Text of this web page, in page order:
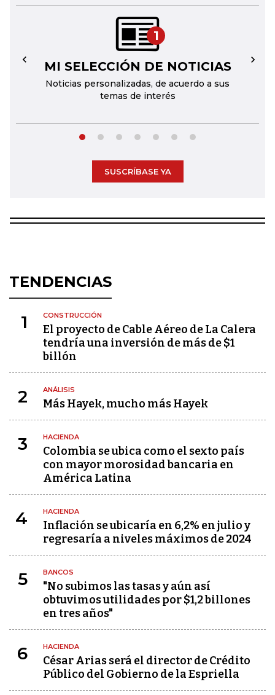
1
MI SELECCIÓN DE NOTICIAS
Noticias personalizadas, de acuerdo a sus
temas de interés
← →
SUSCRÍBASE YA
TENDENCIAS
1 CONSTRUCCIÓN
El proyecto de Cable Aéreo de La Calera
tendría una inversión de más de $1
billón
2 ANÁLISIS
Más Hayek, mucho más Hayek
3 HACIENDA
Colombia se ubica como el sexto país
con mayor morosidad bancaria en
América Latina
4 HACIENDA
Inflación se ubicaría en 6,2% en julio y
regresaría a niveles máximos de 2024
5 BANCOS
"No subimos las tasas y aún así
obtuvimos utilidades por $1,2 billones
en tres años"
6 HACIENDA
César Arias será el director de Crédito
Público del Gobierno de la Espriella